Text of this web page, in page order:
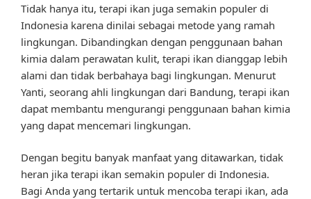
Tidak hanya itu, terapi ikan juga semakin populer di
Indonesia karena dinilai sebagai metode yang ramah
lingkungan. Dibandingkan dengan penggunaan bahan
kimia dalam perawatan kulit, terapi ikan dianggap lebih
alami dan tidak berbahaya bagi lingkungan. Menurut
Yanti, seorang ahli lingkungan dari Bandung, terapi ikan
dapat membantu mengurangi penggunaan bahan kimia
yang dapat mencemari lingkungan.
Dengan begitu banyak manfaat yang ditawarkan, tidak
heran jika terapi ikan semakin populer di Indonesia.
Bagi Anda yang tertarik untuk mencoba terapi ikan, ada